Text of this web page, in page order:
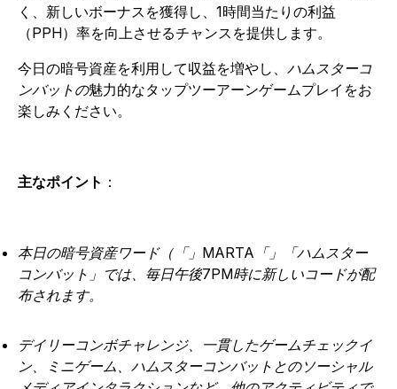
く、新しいボーナスを獲得し、1時間当たりの利益
（PPH）率を向上させるチャンスを提供します。
今日の暗号資産を利用して収益を増やし、 ハムスターコ
ンバットの魅力的なタップツーアーンゲームプレイをお
楽しみください。
主なポイント ：
本日の暗号資産ワード（「」MARTA「」「ハムスター
コンバット」では、毎日午後7PM時に新しいコードが配
布されます。
デイリーコンボチャレンジ、一貫したゲームチェックイ
ン、ミニゲーム、ハムスターコンバットとのソーシャル